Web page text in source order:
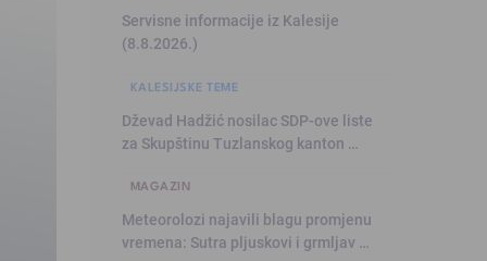
Servisne informacije iz Kalesije
(8.8.2026.)
KALESIJSKE TEME
Dževad Hadžić nosilac SDP-ove liste
za Skupštinu Tuzlanskog kanton …
MAGAZIN
Meteorolozi najavili blagu promjenu
vremena: Sutra pljuskovi i grmljav …